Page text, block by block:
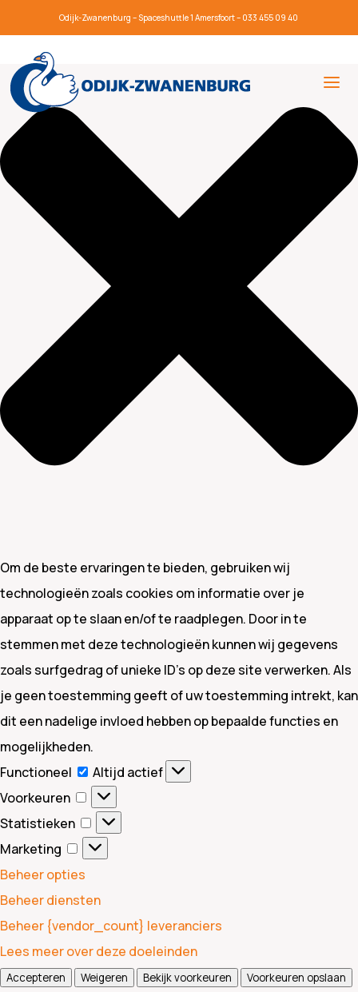
Beheer toestemming
Om de beste ervaringen te bieden, gebruiken wij
technologieën zoals cookies om informatie over je
apparaat op te slaan en/of te raadplegen. Door in te
stemmen met deze technologieën kunnen wij gegevens
zoals surfgedrag of unieke ID's op deze site verwerken. Als
je geen toestemming geeft of uw toestemming intrekt, kan
dit een nadelige invloed hebben op bepaalde functies en
mogelijkheden.
Functioneel
Functioneel
Altijd actief
Voorkeuren
Voorkeuren
Statistieken
Statistieken
Marketing
Marketing
Beheer opties
Beheer diensten
Beheer {vendor_count} leveranciers
Lees meer over deze doeleinden
Accepteren Weigeren Bekijk voorkeuren Voorkeuren opslaan
Odijk-Zwanenburg – Spaceshuttle 1 Amersfoort – 033 455 09 40